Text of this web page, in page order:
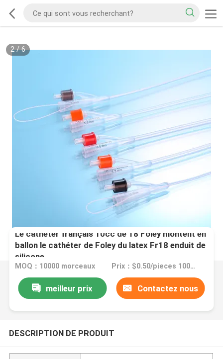
2/6
Le cathéter français 10cc de 18 Foley montent en
ballon le cathéter de Foley du latex Fr18 enduit de
silicone
MOQ：10000 morceaux Prix：$0.50/pieces 10000-49999 pieces
meilleur prix Contactez nous
DESCRIPTION DE PRODUIT